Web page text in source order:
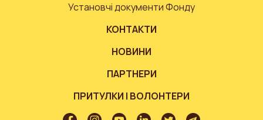
Установчі документи Фонду
КОНТАКТИ
НОВИНИ
ПАРТНЕРИ
ПРИТУЛКИ І ВОЛОНТЕРИ